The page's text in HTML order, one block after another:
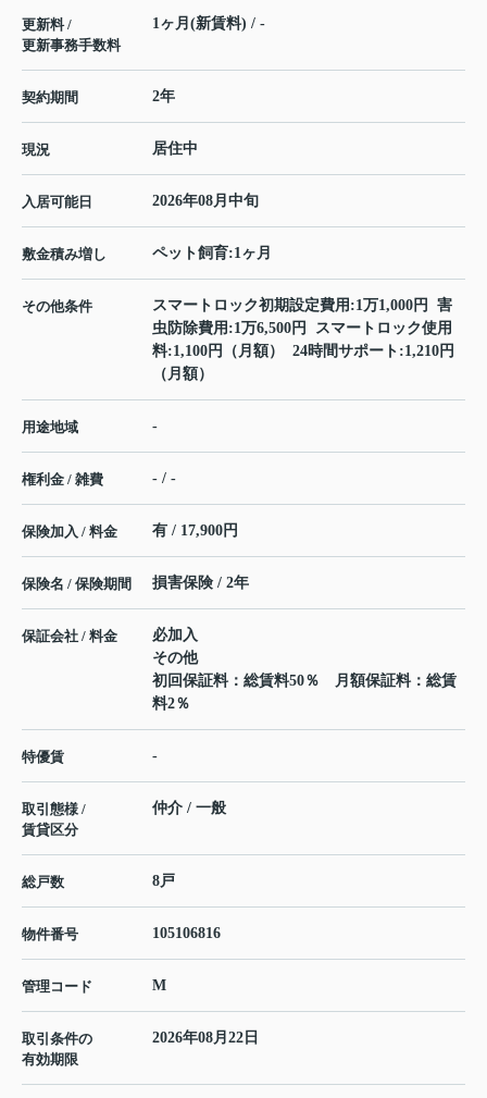
更新料 /
更新事務手数料
1ヶ月(新賃料) / -
契約期間 2年
現況 居住中
入居可能日 2026年08月中旬
敷金積み増し ペット飼育:1ヶ月
その他条件
スマートロック初期設定費用:1万1,000円 害
虫防除費用:1万6,500円 スマートロック使用
料:1,100円（月額） 24時間サポート:1,210円
（月額）
用途地域 -
権利金 / 雑費 - / -
保険加入 / 料金 有 / 17,900円
保険名 / 保険期間 損害保険 / 2年
保証会社 / 料金
必加入
その他
初回保証料：総賃料50％ 月額保証料：総賃
料2％
特優賃 -
取引態様 /
賃貸区分
仲介 / 一般
総戸数 8戸
物件番号 105106816
管理コード M
取引条件の
有効期限
2026年08月22日